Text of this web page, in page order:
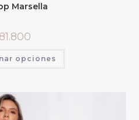
Marsella
opciones